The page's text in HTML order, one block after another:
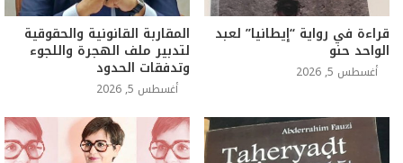
قراءة في رواية “إيطانيا” لعبد
الواحد حنو
أغسطس 5, 2026
المقاربة القانونية والحقوقية
لتدبير ملف الهجرة واللجوء
وتدفقات الحدود
أغسطس 5, 2026